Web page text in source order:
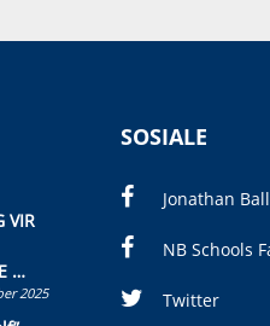
VIR
2025
SOSIALE
Jonathan
NB Schools
Twitter